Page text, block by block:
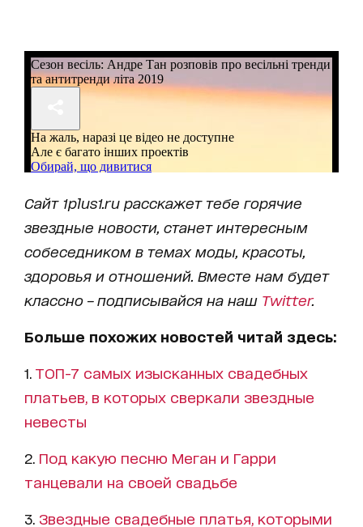
Сайт 1plus1.ru расскажет тебе горячие
звездные новости, станет интересным
собеседником в темах моды, красоты,
здоровья и отношений. Вместе нам будет
классно – подписывайся на наш Twitter.
Больше похожих новостей читай здесь:
1. ТОП-7 самых изысканных свадебных
платьев, в которых сверкали звездные
невесты
2. Под какую песню Меган и Гарри
танцевали на своей свадьбе
3. Звездные свадебные платья, которыми